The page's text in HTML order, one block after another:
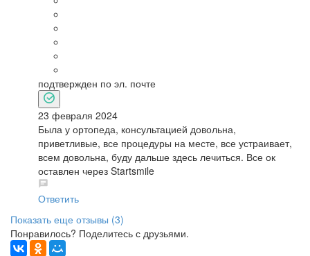
подтвержден по эл. почте
23 февраля 2024
Была у ортопеда, консультацией довольна,
приветливые, все процедуры на месте, все устраивает,
всем довольна, буду дальше здесь лечиться. Все ок
оставлен через Startsmile
Ответить
Показать еще отзывы (3)
Понравилось? Поделитесь с друзьями.